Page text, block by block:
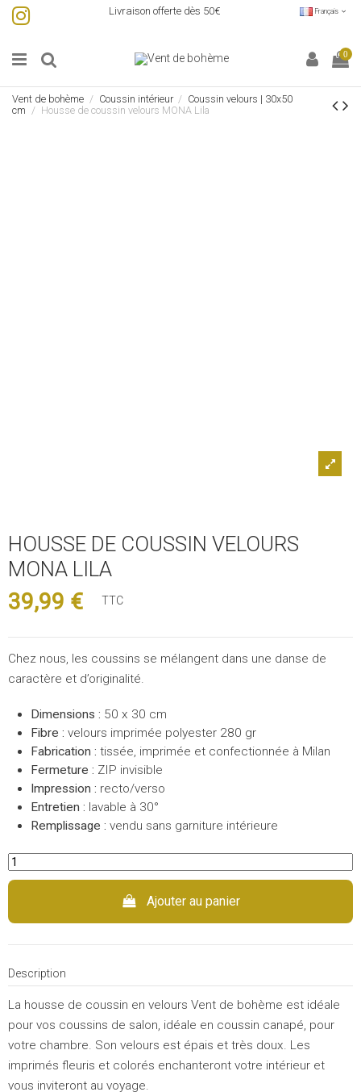
Livraison offerte dès 50€ Français
0
Vent de bohème Coussin intérieur
Coussin velours | 30x50
cm
Housse de coussin velours MONA Lila
HOUSSE DE COUSSIN VELOURS
MONA LILA
39,99 € TTC
Chez nous, les coussins se mélangent dans une danse de
caractère et d’originalité.
Dimensions : 50 x 30 cm
Fibre : velours imprimée polyester 280 gr
Fabrication : tissée, imprimée et confectionnée à Milan
Fermeture : ZIP invisible
Impression : recto/verso
Entretien : lavable à 30°
Remplissage : vendu sans garniture intérieure
Ajouter au panier
Description
La housse de coussin en velours Vent de bohème est idéale
pour vos coussins de salon, idéale en coussin canapé, pour
votre chambre. Son velours est épais et très doux. Les
imprimés fleuris et colorés enchanteront votre intérieur et
vous inviteront au voyage.